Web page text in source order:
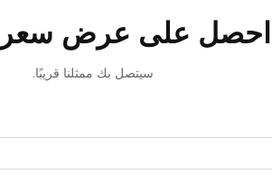
احصل على عرض سعر
سيتصل بك ممثلنا قريبًا.